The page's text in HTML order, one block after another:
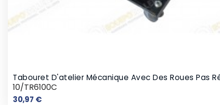
Tabouret D'atelier Mécanique Avec Des Roues Pas
10/TR6100C
30,97 €Prix